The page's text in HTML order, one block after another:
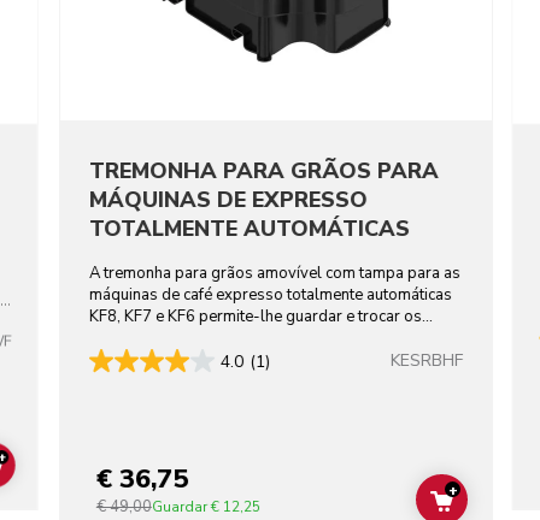
ADD TO CART
TREMONHA PARA GRÃOS PARA
MÁQUINAS DE EXPRESSO
TOTALMENTE AUTOMÁTICAS
A tremonha para grãos amovível com tampa para as
máquinas de café expresso totalmente automáticas
KF8, KF7 e KF6 permite-lhe guardar e trocar os
4.0 (1) KESRBHF
€ 36,75
€ 49,00Guardar€ 12,25 ADD TO
+